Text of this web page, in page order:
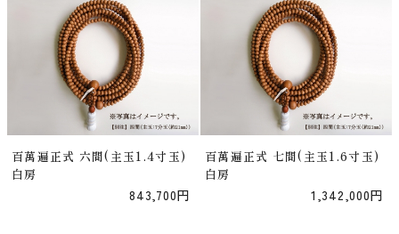
百萬遍正式 六間(主玉1.4寸玉)
白房
843,700円
百萬遍正式 七間(主玉1.6寸玉)
白房
1,342,000円